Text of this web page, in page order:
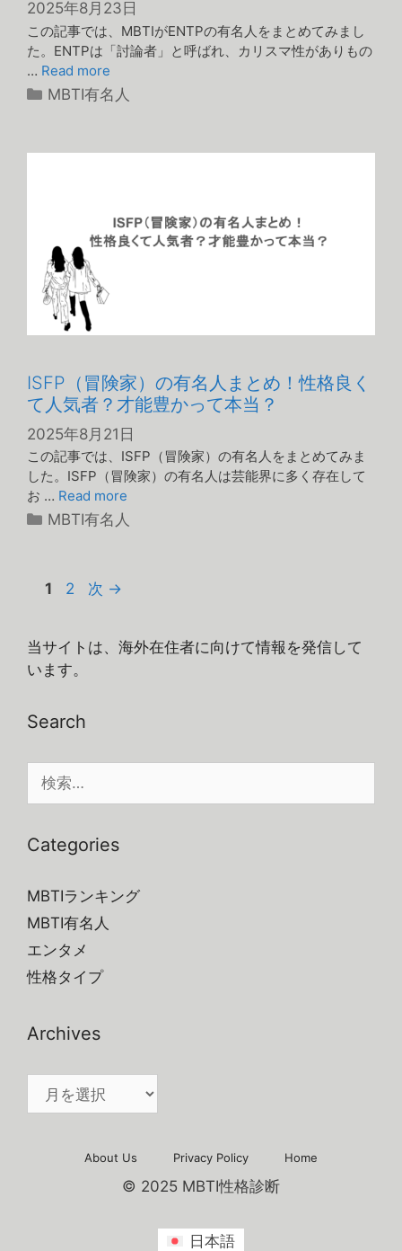
2025年8月23日
この記事では、MBTIがENTPの有名人をまとめてみまし
た。ENTPは「討論者」と呼ばれ、カリスマ性がありもの
… Read more
カ
リ
MBTI有名人
ISFP（冒険家）の有名人まとめ！性格良く
て人気者？才能豊かって本当？
2025年8月21日
この記事では、ISFP（冒険家）の有名人をまとめてみま
した。ISFP（冒険家）の有名人は芸能界に多く存在して
お … Read more
カ
リ
MBTI有名人
ペ
1
ペ
2 次 →
当サイトは、海外在住者に向けて情報を発信して
います。
Search
索:
Categories
MBTIランキング
MBTI有名人
エンタメ
性格タイプ
Archives
Archives
About Us Privacy Policy Home
© 2025 MBTI性格診断
日本語